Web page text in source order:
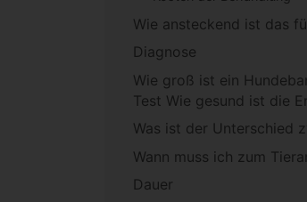
Wie ansteckend ist das
Diagnose
Wie groß ist ein
Test Wie gesund ist die
Was ist der Unterschied
Wann muss ich zum
Dauer